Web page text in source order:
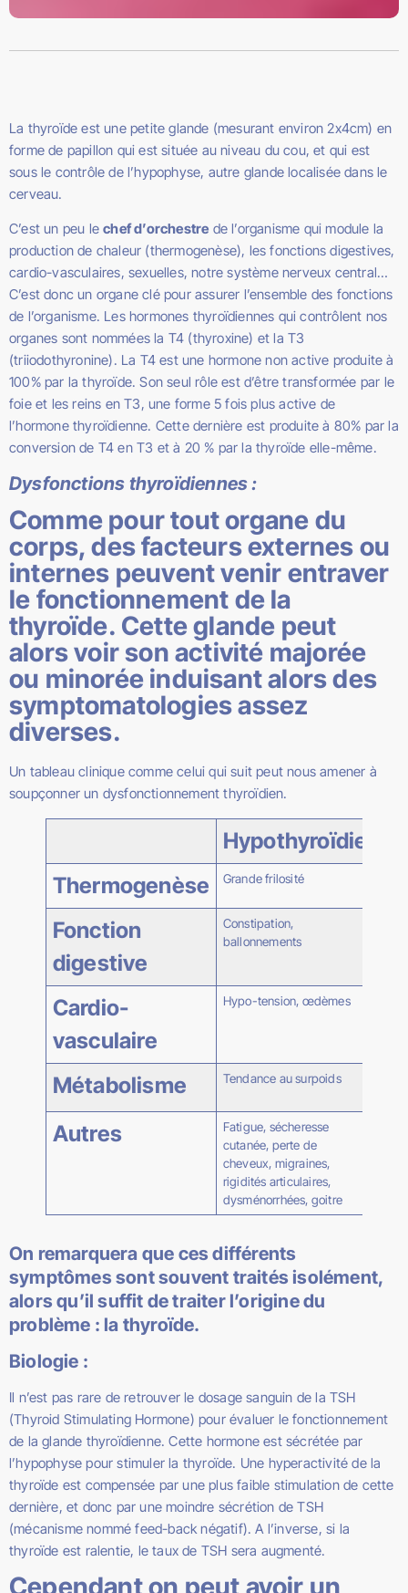
La thyroïde est une petite glande (mesurant environ 2x4cm) en
forme de papillon qui est située au niveau du cou, et qui est
sous le contrôle de l’hypophyse, autre glande localisée dans le
cerveau.
C’est un peu lechef d’orchestre de l’organisme qui module la
production de chaleur (thermogenèse), les fonctions digestives,
cardio-vasculaires, sexuelles, notre système nerveux central…
C’est donc un organe clé pour assurer l’ensemble des fonctions
de l’organisme. Les hormones thyroïdiennes qui contrôlent nos
organes sont nommées la T4 (thyroxine) et la T3
(triiodothyronine). La T4 est une hormone non active produite à
100% par la thyroïde. Son seul rôle est d’être transformée par le
foie et les reins en T3, une forme 5 fois plus active de
l’hormone thyroïdienne. Cette dernière est produite à 80% par la
conversion de T4 en T3 et à 20 % par la thyroïde elle-même.
Dysfonctions thyroïdiennes :
Comme pour tout organe du
corps, des facteurs externes ou
internes peuvent venir entraver
le fonctionnement de la
thyroïde. Cette glande peut
alors voir son activité majorée
ou minorée induisant alors des
symptomatologies assez
diverses.
Un tableau clinique comme celui qui suit peut nous amener à
soupçonner un dysfonctionnement thyroïdien.
Hypothyroïdie
Thermogenèse
Grande frilosité
Fonction
digestive
Constipation,
ballonnements
Cardio-
vasculaire
Hypo-tension, œdèmes
Métabolisme Tendance au surpoids
Autres
Fatigue, sécheresse
cutanée, perte de
cheveux, migraines,
rigidités articulaires,
dysménorrhées, goitre
On remarquera que ces différents
symptômes sont souvent traités isolément,
alors qu’il suffit de traiter l’origine du
problème : la thyroïde.
Biologie :
Il n’est pas rare de retrouver le dosage sanguin de la TSH
(Thyroid Stimulating Hormone) pour évaluer le fonctionnement
de la glande thyroïdienne. Cette hormone est sécrétée par
l’hypophyse pour stimuler la thyroïde. Une hyperactivité de la
thyroïde est compensée par une plus faible stimulation de cette
dernière, et donc par une moindre sécrétion de TSH
(mécanisme nommé feed-back négatif). A l’inverse, si la
thyroïde est ralentie, le taux de TSH sera augmenté.
Cependant on peut avoir un